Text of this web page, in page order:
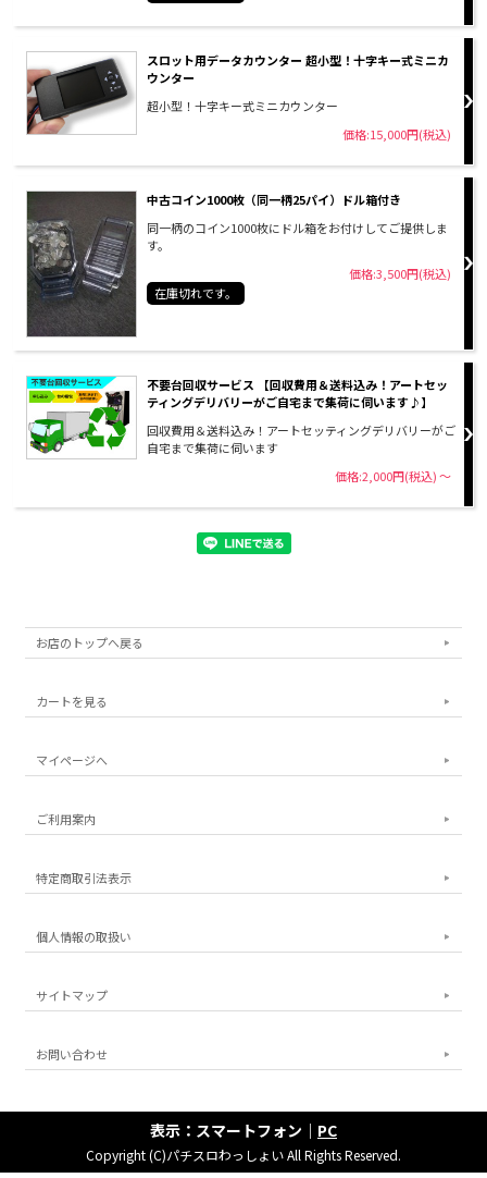
スロット用データカウンター 超小型！十字キー式ミニカ
ウンター
超小型！十字キー式ミニカウンター
価格:15,000円(税込)
中古コイン1000枚（同一柄25パイ）ドル箱付き
同一柄のコイン1000枚にドル箱をお付けしてご提供しま
す。
価格:3,500円(税込)
在庫切れです。
不要台回収サービス 【回収費用＆送料込み！アートセッ
ティングデリバリーがご自宅まで集荷に伺います♪】
回収費用＆送料込み！アートセッティングデリバリーがご
自宅まで集荷に伺います
価格:2,000円(税込)～
お店のトップへ戻る
カートを見る
マイページへ
ご利用案内
特定商取引法表示
個人情報の取扱い
サイトマップ
お問い合わせ
表示：スマートフォン｜ PC
Copyright (C)パチスロわっしょい All Rights Reserved.